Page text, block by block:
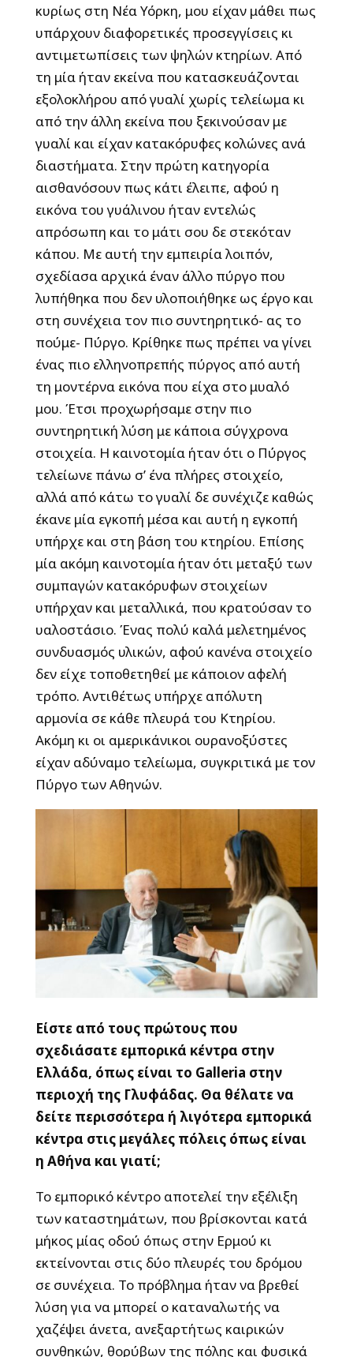
κυρίως στη Νέα Υόρκη, μου είχαν μάθει πως
υπάρχουν διαφορετικές προσεγγίσεις κι
αντιμετωπίσεις των ψηλών κτηρίων. Από
τη μία ήταν εκείνα που κατασκευάζονται
εξολοκλήρου από γυαλί χωρίς τελείωμα κι
από την άλλη εκείνα που ξεκινούσαν με
γυαλί και είχαν κατακόρυφες κολώνες ανά
διαστήματα. Στην πρώτη κατηγορία
αισθανόσουν πως κάτι έλειπε, αφού η
εικόνα του γυάλινου ήταν εντελώς
απρόσωπη και το μάτι σου δε στεκόταν
κάπου. Με αυτή την εμπειρία λοιπόν,
σχεδίασα αρχικά έναν άλλο πύργο που
λυπήθηκα που δεν υλοποιήθηκε ως έργο και
στη συνέχεια τον πιο συντηρητικό- ας το
πούμε- Πύργο. Κρίθηκε πως πρέπει να γίνει
ένας πιο ελληνοπρεπής πύργος από αυτή
τη μοντέρνα εικόνα που είχα στο μυαλό
μου. Έτσι προχωρήσαμε στην πιο
συντηρητική λύση με κάποια σύγχρονα
στοιχεία. Η καινοτομία ήταν ότι ο Πύργος
τελείωνε πάνω σ’ ένα πλήρες στοιχείο,
αλλά από κάτω το γυαλί δε συνέχιζε καθώς
έκανε μία εγκοπή μέσα και αυτή η εγκοπή
υπήρχε και στη βάση του κτηρίου. Επίσης
μία ακόμη καινοτομία ήταν ότι μεταξύ των
συμπαγών κατακόρυφων στοιχείων
υπήρχαν και μεταλλικά, που κρατούσαν το
υαλοστάσιο. Ένας πολύ καλά μελετημένος
συνδυασμός υλικών, αφού κανένα στοιχείο
δεν είχε τοποθετηθεί με κάποιον αφελή
τρόπο. Αντιθέτως υπήρχε απόλυτη
αρμονία σε κάθε πλευρά του Κτηρίου.
Ακόμη κι οι αμερικάνικοι ουρανοξύστες
είχαν αδύναμο τελείωμα, συγκριτικά με τον
Πύργο των Αθηνών.
Είστε από τους πρώτους που
σχεδιάσατε εμπορικά κέντρα στην
Ελλάδα, όπως είναι το Galleria στην
περιοχή της Γλυφάδας. Θα θέλατε να
δείτε περισσότερα ή λιγότερα εμπορικά
κέντρα στις μεγάλες πόλεις όπως είναι
η Αθήνα και γιατί;
Το εμπορικό κέντρο αποτελεί την εξέλιξη
των καταστημάτων, που βρίσκονται κατά
μήκος μίας οδού όπως στην Ερμού κι
εκτείνονται στις δύο πλευρές του δρόμου
σε συνέχεια. Το πρόβλημα ήταν να βρεθεί
λύση για να μπορεί ο καταναλωτής να
χαζέψει άνετα, ανεξαρτήτως καιρικών
συνθηκών, θορύβων της πόλης και φυσικά